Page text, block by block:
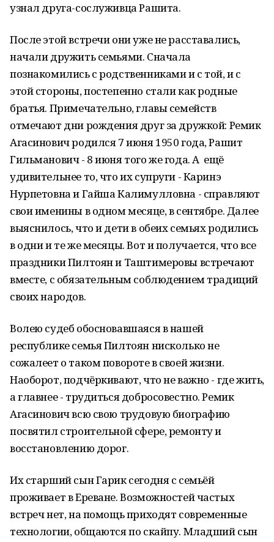
узнал друга-сослуживца Рашита.
После этой встречи они уже не расставались,
начали дружить семьями. Сначала
познакомились с родственниками и с той, и с
этой стороны, постепенно стали как родные
братья. Примечательно, главы семейств
отмечают дни рождения друг за дружкой: Ремик
Агасинович родился 7 июня 1950 года, Рашит
Гильманович - 8 июня того же года. А ещё
удивительнее то, что их супруги - Каринэ
Нурпетовна и Гайша Калимулловна - справляют
свои именины в одном месяце, в сентябре. Далее
выяснилось, что и дети в обеих семьях родились
в одни и те же месяцы. Вот и получается, что все
праздники Пилтоян и Таштимеровы встречают
вместе, с обязательным соблюдением традиций
своих народов.
Волею судеб обосновавшаяся в нашей
республике семья Пилтоян нисколько не
сожалеет о таком повороте в своей жизни.
Наоборот, подчёркивают, что не важно - где жить,
а главнее - трудиться добросовестно. Ремик
Агасинович всю свою трудовую биографию
посвятил строительной сфере, ремонту и
восстановлению дорог.
Их старший сын Гарик сегодня с семьёй
проживает в Ереване. Возможностей частых
встреч нет, на помощь приходят современные
технологии, общаются по скайпу. Младший сын